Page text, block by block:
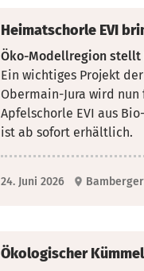
Heimatschorle EVI
Öko-Modellregion stellt
Ein wichtiges Projekt
Obermain-Jura wird
Apfelschorle EVI aus
ist ab sofort erhältlich.
24. Juni 2026
Ökologischer